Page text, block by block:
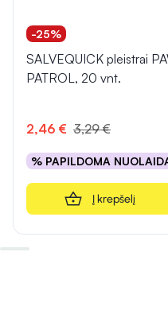
-25%
SALVEQUICK pleistrai
PATROL, 20 vnt.
2,46 € 3,29 €
% PAPILDOMA
Į krepšelį